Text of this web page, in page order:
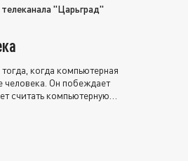
"Царьград"
когда компьютерная
человека. Он побеждает
считать компьютерную